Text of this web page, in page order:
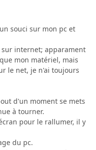
souci sur mon pc et
sur internet; apparament
mon matériel, mais
le net, je n'ai toujours
d'un moment se mets
à tourner.
pour le rallumer, il y
du pc.